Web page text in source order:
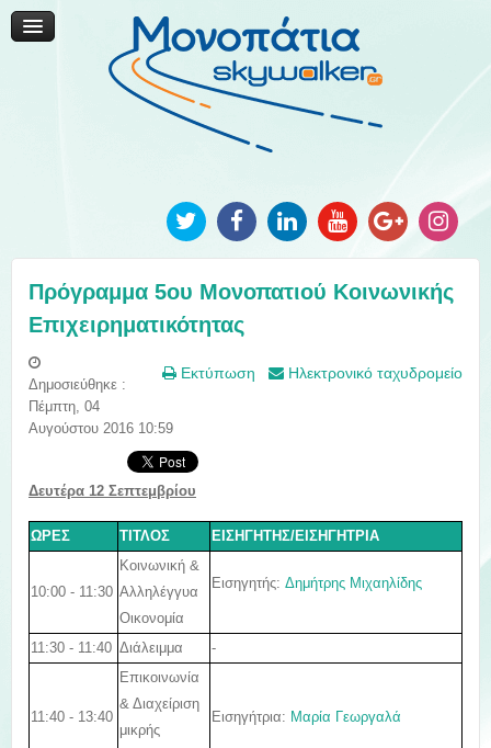
Μονοπάτια Καινοτομίας
Μονοπάτια Τοπικής Ανάπτυξης
Ανακοινώσεις
Φωτογραφίες
Πρόγραμμα 5ου Μονοπατιού Κοινωνικής
Επιχειρηματικότητας
Εκτύπωση Ηλεκτρονικό ταχυδρομείο
Δημοσιεύθηκε :
Πέμπτη, 04
Αυγούστου 2016 10:59
Δευτέρα 12 Σεπτεμβρίου
ΩΡΕΣ ΤΙΤΛΟΣ ΕΙΣΗΓΗΤΗΣ/ΕΙΣΗΓΗΤΡΙΑ
10:00 - 11:30
Κοινωνική &
Αλληλέγγυα
Οικονομία
Εισηγητής: Δημήτρης Μιχαηλίδης
11:30 - 11:40 Διάλειμμα -
11:40 - 13:40
Επικοινωνία
& Διαχείριση
μικρής
Εισηγήτρια: Μαρία Γεωργαλά